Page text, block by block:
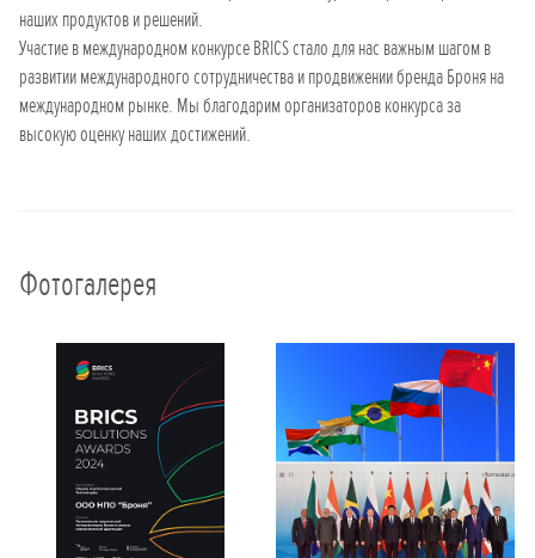
наших продуктов и решений.
Участие в международном конкурсе BRICS стало для нас важным шагом в
развитии международного сотрудничества и продвижении бренда Броня на
международном рынке. Мы благодарим организаторов конкурса за
высокую оценку наших достижений.
Фотогалерея